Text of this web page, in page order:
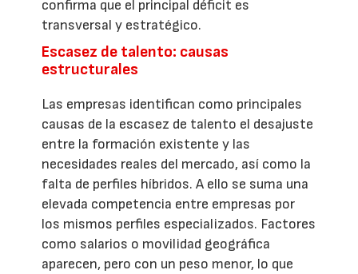
confirma que el principal déficit es
transversal y estratégico.
Escasez de talento: causas
estructurales
Las empresas identifican como principales
causas de la escasez de talento el desajuste
entre la formación existente y las
necesidades reales del mercado, así como la
falta de perfiles híbridos. A ello se suma una
elevada competencia entre empresas por
los mismos perfiles especializados. Factores
como salarios o movilidad geográfica
aparecen, pero con un peso menor, lo que